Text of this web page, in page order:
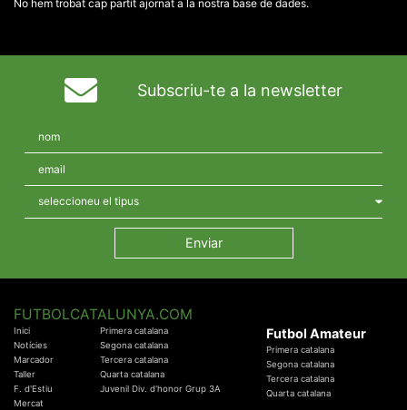
No hem trobat cap partit ajornat a la nostra base de dades.
Subscriu-te a la newsletter
FUTBOLCATALUNYA.COM
Inici
Notícies
Marcador
Taller
F. d'Estiu
Mercat
Primera catalana
Segona catalana
Tercera catalana
Quarta catalana
Juvenil Div. d'honor Grup 3A
Futbol Amateur
Primera catalana
Segona catalana
Tercera catalana
Quarta catalana